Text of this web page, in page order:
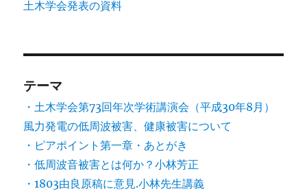
土木学会発表の資料
テーマ
・土木学会第73回年次学術講演会（平成30年8月）
風力発電の低周波被害、健康被害について
・ピアポイント第一章・あとがき
・低周波音被害とは何か？小林芳正
・1803由良原稿に意見.小林先生講義